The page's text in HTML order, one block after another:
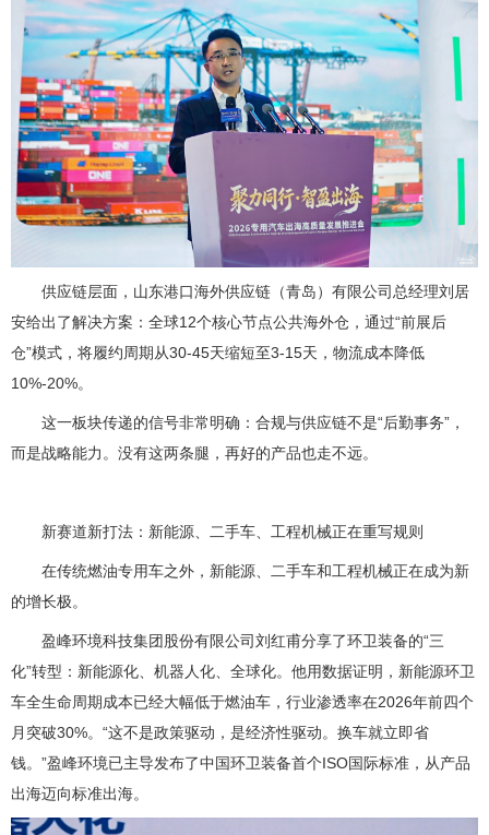
供应链层面，山东港口海外供应链（青岛）有限公司总经理刘居
安给出了解决方案：全球12个核心节点公共海外仓，通过“前展后
仓”模式，将履约周期从30-45天缩短至3-15天，物流成本降低
10%-20%。
这一板块传递的信号非常明确：合规与供应链不是“后勤事务”，
而是战略能力。没有这两条腿，再好的产品也走不远。
新赛道新打法：新能源、二手车、工程机械正在重写规则
在传统燃油专用车之外，新能源、二手车和工程机械正在成为新
的增长极。
盈峰环境科技集团股份有限公司刘红甫分享了环卫装备的“三
化”转型：新能源化、机器人化、全球化。他用数据证明，新能源环卫
车全生命周期成本已经大幅低于燃油车，行业渗透率在2026年前四个
月突破30%。“这不是政策驱动，是经济性驱动。换车就立即省
钱。”盈峰环境已主导发布了中国环卫装备首个ISO国际标准，从产品
出海迈向标准出海。